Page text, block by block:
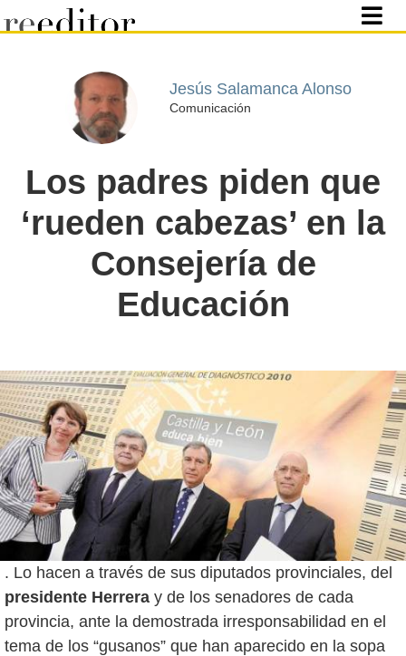
Jesús Salamanca Alonso
Comunicación
Los padres piden que
‘rueden cabezas’ en la
Consejería de
Educación
. Lo hacen a través de sus diputados provinciales, del
presidente Herrera y de los senadores de cada
provincia, ante la demostrada irresponsabilidad en el
tema de los “gusanos” que han aparecido en la sopa